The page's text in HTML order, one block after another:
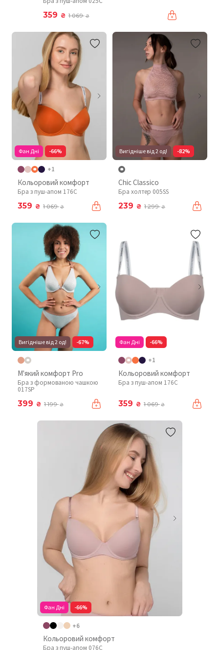
359 ₴ 1 069₴
Фан Дні -66%
+1
Кольоровий комфорт
Бра з пуш-апом 176C
359 ₴ 1 069₴
Вигідніше від 2 од! -82%
Chic Classico
Бра холтер 005SS
239 ₴ 1 299₴
Вигідніше від 2 од! -67%
М'який комфорт Pro
Бра з формованою чашкою
017SP
399 ₴ 1 199₴
Фан Дні -66%
+1
Кольоровий комфорт
Бра з пуш-апом 176C
359 ₴ 1 069₴
Фан Дні -66%
+6
Кольоровий комфорт
Бра з пуш-апом 076C